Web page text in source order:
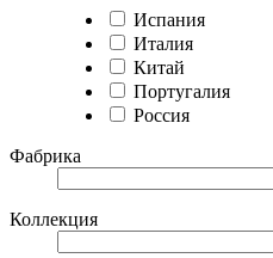
Испания
Италия
Китай
Португалия
Россия
Фабрика
Коллекция